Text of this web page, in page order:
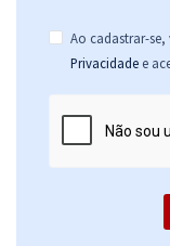
Ao cadastrar-
Privacidade e